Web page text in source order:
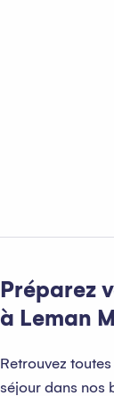
Préparez
à Leman
Retrouvez
séjour dans nos